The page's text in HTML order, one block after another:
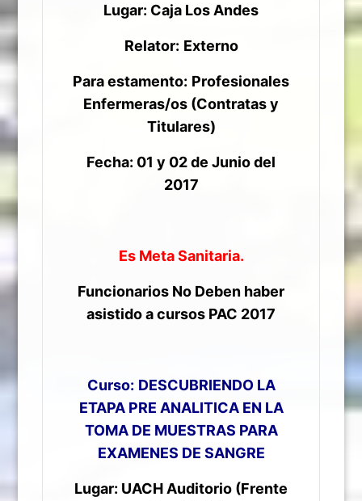
Lugar: Caja Los Andes
Relator: Externo
Para estamento: Profesionales
Enfermeras/os (Contratas y
Titulares)
Fecha: 01 y 02 de Junio del
2017
Es Meta Sanitaria.
Funcionarios No Deben haber
asistido a cursos PAC 2017
Curso: DESCUBRIENDO LA
ETAPA PRE ANALITICA EN LA
TOMA DE MUESTRAS PARA
EXAMENES DE SANGRE
Lugar: UACH Auditorio (Frente